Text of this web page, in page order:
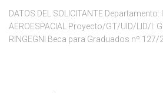
DATOS DEL SOLICITANTE Departamento:
AEROESPACIAL Proyecto/GT/UID/LID/I:
RINGEGNI Beca para Graduados nº 127/